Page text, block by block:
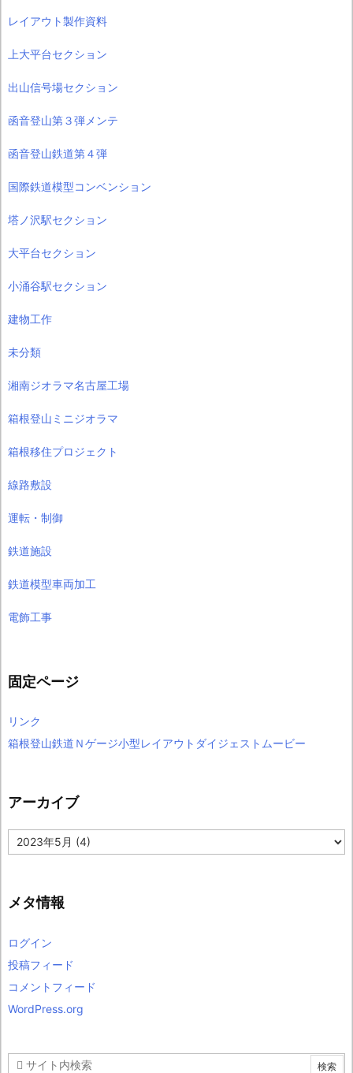
レイアウト製作資料
上大平台セクション
出山信号場セクション
函音登山第３弾メンテ
函音登山鉄道第４弾
国際鉄道模型コンベンション
塔ノ沢駅セクション
大平台セクション
小涌谷駅セクション
建物工作
未分類
湘南ジオラマ名古屋工場
箱根登山ミニジオラマ
箱根移住プロジェクト
線路敷設
運転・制御
鉄道施設
鉄道模型車両加工
電飾工事
固定ページ
リンク
箱根登山鉄道Ｎゲージ小型レイアウトダイジェストムービー
アーカイブ
ア
ー
ブ
メタ情報
ログイン
投稿フィード
コメントフィード
WordPress.org